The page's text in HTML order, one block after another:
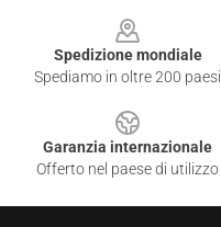
Spedizione mondiale
Spediamo in oltre 200 paesi
Garanzia internazionale
Offerto nel paese di utilizzo